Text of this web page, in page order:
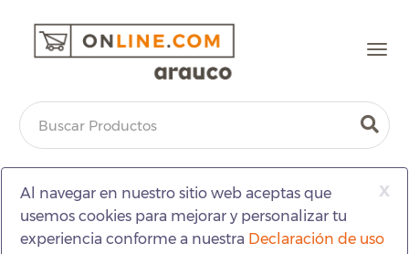
x
Al navegar en nuestro sitio web aceptas que
usemos cookies para mejorar y personalizar tu
experiencia conforme a nuestra Declaración de uso